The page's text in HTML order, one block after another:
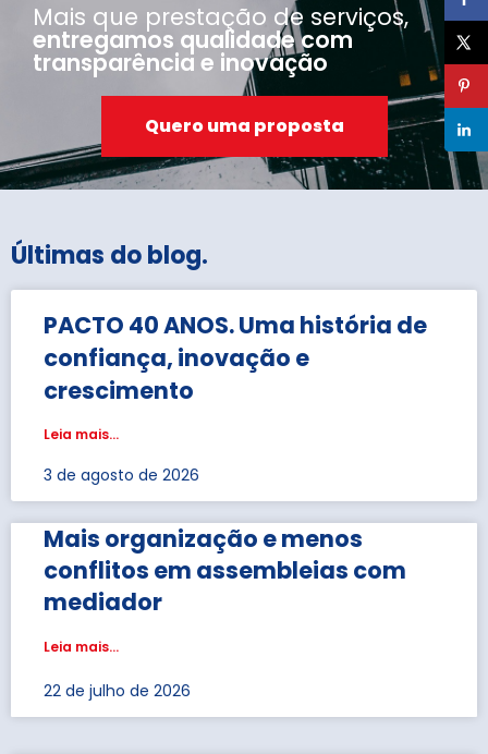
Mais que prestação de serviços,
entregamos qualidade com
transparência e inovação
Quero uma proposta
Últimas do blog.
PACTO 40 ANOS. Uma história de
confiança, inovação e
crescimento
Leia mais...
3 de agosto de 2026
Mais organização e menos
conflitos em assembleias com
mediador
Leia mais...
22 de julho de 2026